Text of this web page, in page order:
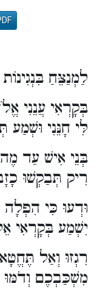
לַמְנַצֵּחַ
בְּקָרְאִי עֲנֵנִי
לִּי חָנֵּנִי וּשְׁמַע
בְּנֵי אִישׁ עַד
רִיק תְּבַקְשׁוּ
וּדְעוּ כִּי הִפְלָה
יִשְׁמַע בְּקָרְאִי
רִגְזוּ וְאַל
מִשְׁכַּבְכֶם